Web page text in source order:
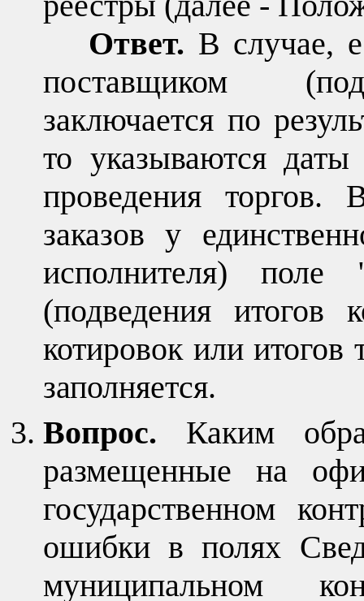
Ответ. В случае,
поставщиком
заключается по
то указываются даты
проведения
заказов у
исполнителя) поле
(подведения итогов
котировок или итогов
заполняется.
Вопрос. Каким
размещенные на
государственном
ошибки в полях
муниципальном